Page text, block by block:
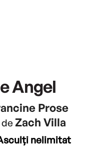
Angel
Prose
Zach Villa
nelimitat